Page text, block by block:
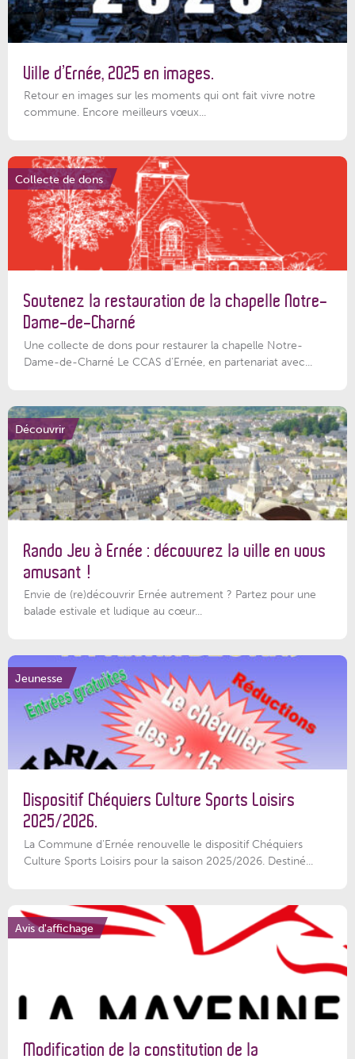
Ville d’Ernée, 2025 en images.
Retour en images sur les moments qui ont fait vivre notre
commune. Encore meilleurs vœux...
Collecte de dons
Soutenez la restauration de la chapelle Notre-
Dame-de-Charné
Une collecte de dons pour restaurer la chapelle Notre-
Dame-de-Charné Le CCAS d’Ernée, en partenariat avec...
Découvrir
Rando Jeu à Ernée : découvrez la ville en vous
amusant !
Envie de (re)découvrir Ernée autrement ? Partez pour une
balade estivale et ludique au cœur...
Jeunesse
Dispositif Chéquiers Culture Sports Loisirs
2025/2026.
La Commune d'Ernée renouvelle le dispositif Chéquiers
Culture Sports Loisirs pour la saison 2025/2026. Destiné...
Avis d'affichage
Modification de la constitution de la